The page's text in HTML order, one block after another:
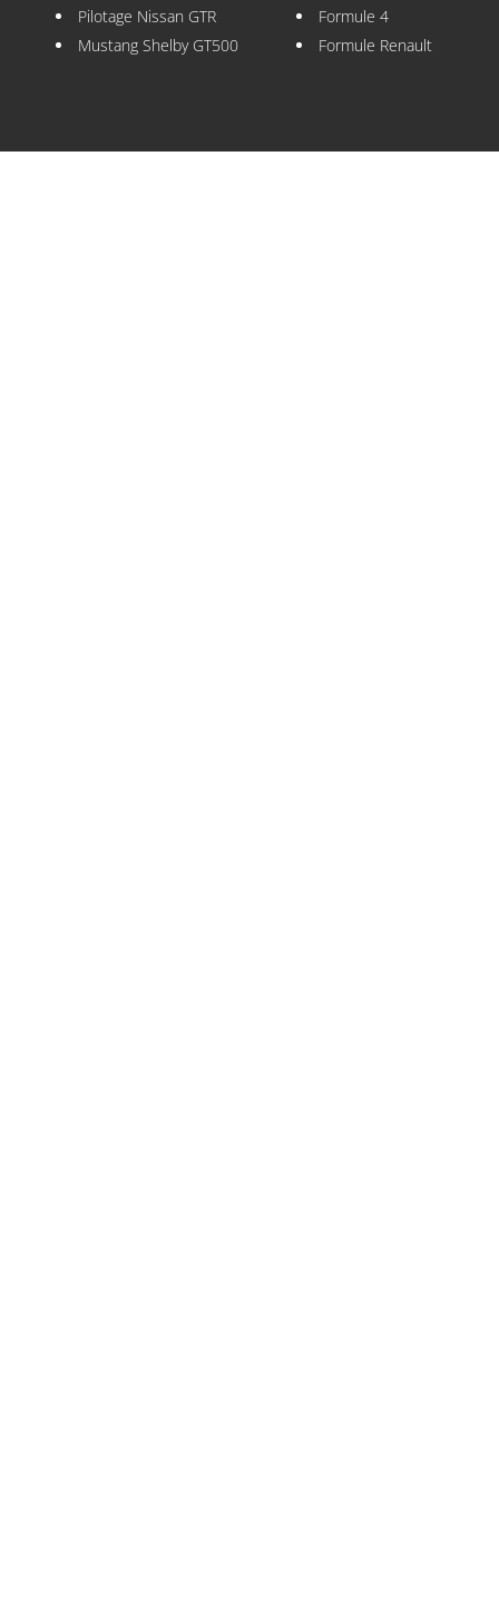
Pilotage Nissan GTR
Mustang Shelby GT500
Formule 4
Formule Renault